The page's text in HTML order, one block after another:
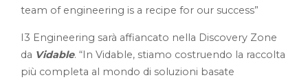
team of engineering is a recipe for our success”
I3 Engineering sarà affiancato nella Discovery Zone
da Vidable. “In Vidable, stiamo costruendo la raccolta
più completa al mondo di soluzioni basate